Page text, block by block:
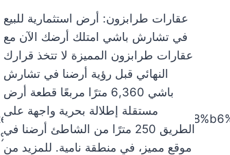
عقارات طرابزون: أرض استثمارية للبيع
في تشارش باشي امتلك أرضك الآن مع
عقارات طرابزون المميزة لا تتخذ قرارك
النهائي قبل رؤية أرضنا في تشارش
باشي 6,360 مترًا مربعًا قطعة أرض
مستقلة إطلالة بحرية واجهة على
الطريق 250 مترًا من الشاطئ أرضنا في
موقع مميز، في منطقة نامية. للمزيد من